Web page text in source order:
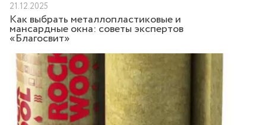
21.12.2025
Как выбрать металлопластиковые и
мансардные окна: советы экспертов
«Благосвит»